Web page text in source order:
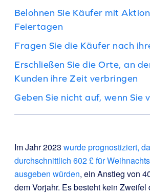
Belohnen Sie Käufer mit
Feiertagen
Fragen Sie die Käufer nach
Erschließen Sie die Orte, an
Kunden ihre Zeit verbringen
Geben Sie nicht auf, wenn Sie
Im Jahr 2023 wurde prognostiziert,
durchschnittlich 602 £ für
ausgeben würden, ein Anstieg von
dem Vorjahr. Es besteht kein Zweifel